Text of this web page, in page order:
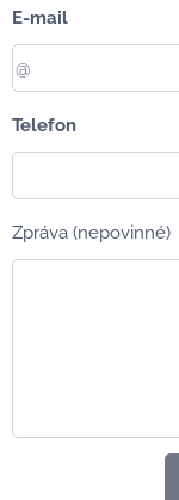
E-mail
Telefon
Zpráva (nepovinné)